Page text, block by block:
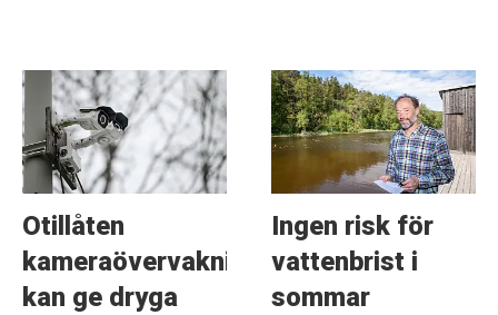
Otillåten
kameraövervakning
kan ge dryga
Ingen risk för
vattenbrist i
sommar